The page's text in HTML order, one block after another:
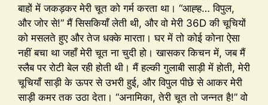
बाहों में जकड़कर मेरी चूत को गर्म करता था। “आह्ह… विपुल,
और जोर से!” मैं सिसकियाँ लेती थी, और वो मेरी 36D की चूचियों
को मसलते हुए और तेज धक्के मारता। घर में तो कोई कोना ऐसा
नहीं बचा था जहाँ मेरी चूत ना चुदी हो। खासकर किचन में, जब मैं
स्लैब पर रोटी बेल रही होती थी। मैं हल्की गुलाबी साड़ी में होती, मेरी
चूचियाँ साड़ी के ऊपर से उभरी हुई, और विपुल पीछे से आकर मेरी
साड़ी कमर तक उठा देता। “अनामिका, तेरी चूत तो जन्नत है!” वो